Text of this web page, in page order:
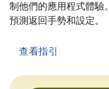
制他們的應用程式體驗
預測返回手勢和設定。
查看指引